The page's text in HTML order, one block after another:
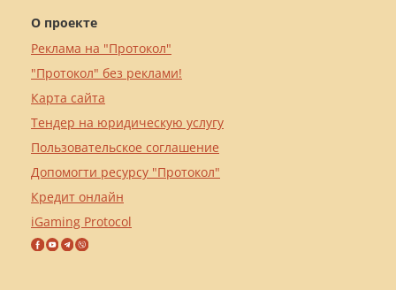
О проекте
Реклама на "Протокол"
"Протокол" без реклами!
Карта сайта
Тендер на юридическую услугу
Пользовательское соглашение
Допомогти ресурсу "Протокол"
Кредит онлайн
iGaming Protocol